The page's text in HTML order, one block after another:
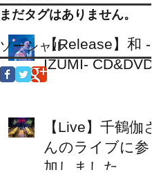
【Release】和 -
IZUMI- CD&DVD
【Live】千鶴伽さ
んのライブに参
加しました
まだタグはありません。
ソーシャル